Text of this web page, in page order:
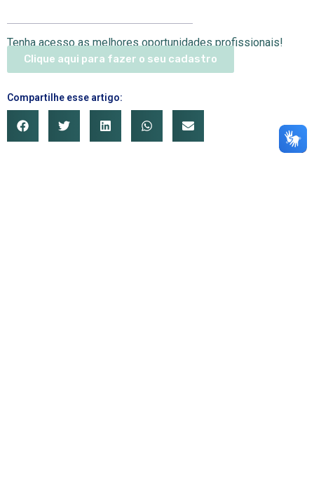
Tenha acesso as melhores oportunidades profissionais!
Clique aqui para fazer o seu cadastro
Compartilhe esse artigo: